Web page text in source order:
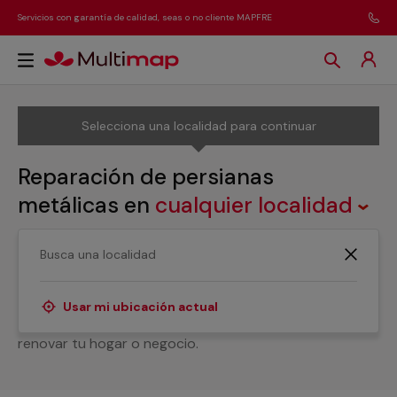
Servicios con garantía de calidad, seas o no cliente MAPFRE
Selecciona una localidad para continuar
Reparación de persianas
metálicas en cualquier localidad
Usar mi ubicación actual
¿Necesitas ayuda con cualquier tipo de reparación de
cubren cualquier necesidad que requieras sobre la
renovar tu hogar o negocio.